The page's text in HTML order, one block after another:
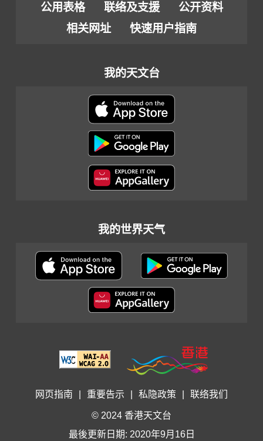
公用表格 联络及支援
公开资料
相关网址
快速用户指南
我的天文台
我的世界天气
网页指南 重要告示 私隐政策 联络我们
© 2024 香港天文台
最後更新日期: 2020年9月16日